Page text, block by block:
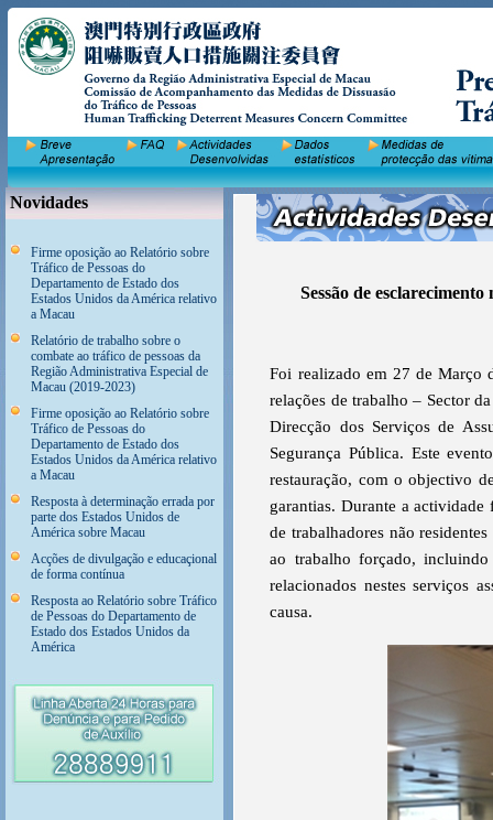
Novidades
Firme oposição ao Relatório sobre
Tráfico de Pessoas do
Departamento de Estado dos
Estados Unidos da América relativo
a Macau
Relatório de trabalho sobre o
combate ao tráfico de pessoas da
Região Administrativa Especial de
Macau (2019-2023)
Firme oposição ao Relatório sobre
Tráfico de Pessoas do
Departamento de Estado dos
Estados Unidos da América relativo
a Macau
Resposta à determinação errada por
parte dos Estados Unidos de
América sobre Macau
Acções de divulgação e educaçional
de forma contínua
Resposta ao Relatório sobre Tráfico
de Pessoas do Departamento de
Estado dos Estados Unidos da
América
Sessão de
Foi realizado em 27 de Março
relações de trabalho – Sector
Direcção dos Serviços de
Segurança Pública. Este
restauração, com o objectivo
garantias. Durante a actividade
de trabalhadores não
ao trabalho forçado,
relacionados nestes serviços
causa.